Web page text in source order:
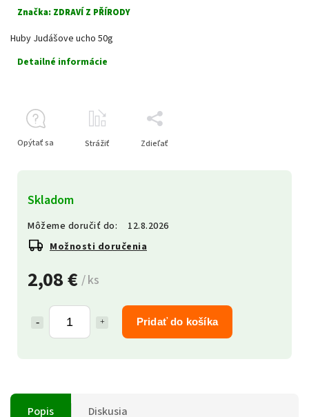
Značka: ZDRAVÍ Z PŘÍRODY
2,08 € / ks
Pridať do košíka
Skladom
Môžeme doručiť do:
12.8.2026
Možnosti doručenia
Huby Judášove ucho 50g
Detailné informácie
Opýtať sa Strážiť Zdieľať
Popis Diskusia